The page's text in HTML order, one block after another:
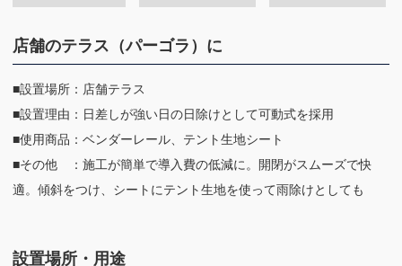
店舗のテラス（パーゴラ）に
■設置場所：店舗テラス
■設置理由：日差しが強い日の日除けとして可動式を採用
■使用商品：ベンダーレール、テント生地シート
■その他 ：施工が簡単で導入費の低減に。開閉がスムーズで快
適。傾斜をつけ、シートにテント生地を使って雨除けとしても
設置場所・用途